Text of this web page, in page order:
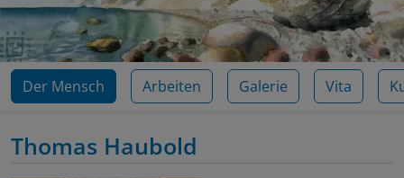
Der Mensch Arbeiten Galerie Vita
Thomas Haubold